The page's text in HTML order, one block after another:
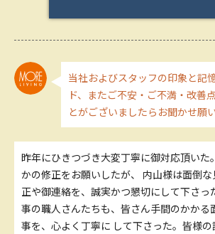
当社およびスタッフの印象と記
ド、またご不安・ご不満・改善
とがございましたらお聞かせ願い
昨年にひきつづき大変丁寧に御対応頂いた
かの修正をお願いしたが、 内山様は面倒
正や御連絡を、誠実かつ懇切にして下さっ
事の職人さんたちも、皆さん手間のかかる
事を、心よく丁寧に して下さった。皆様の